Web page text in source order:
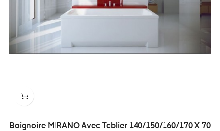
Baignoire MIRANO Avec Tablier 140/150/160/170 X 70